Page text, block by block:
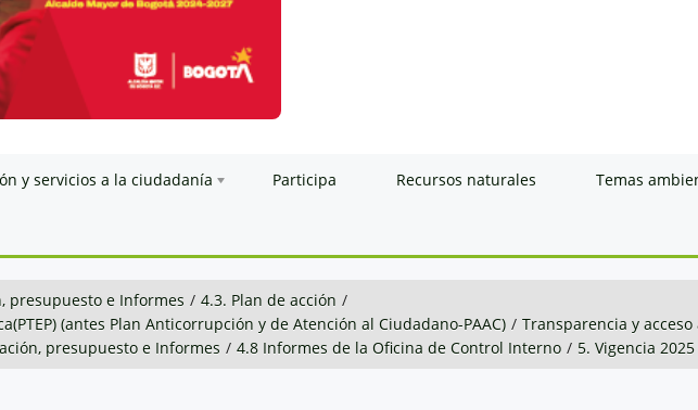
y servicios a la ciudadanía Participa Recursos naturales Temas
presupuesto e Informes / 4.3. Plan de acción /
(antes Plan Anticorrupción y de Atención al Ciudadano-PAAC) / Transparencia y
presupuesto e Informes / 4.8 Informes de la Oficina de Control Interno / 5. Vigencia 2025